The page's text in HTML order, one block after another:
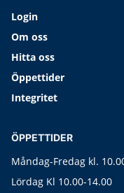
Login
Om oss
Hitta oss
Öppettider
Integritet
ÖPPETTIDER
Måndag-Fredag kl.
Lördag Kl 10.00-14.00